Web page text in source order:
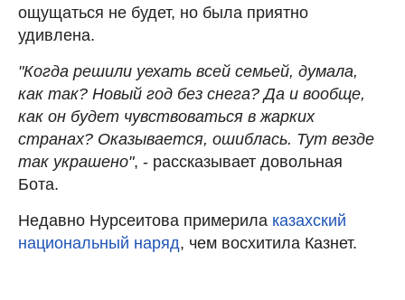
ощущаться не будет, но была приятно
удивлена.
"Когда решили уехать всей семьей, думала,
как так? Новый год без снега? Да и вообще,
как он будет чувствоваться в жарких
странах? Оказывается, ошиблась. Тут везде
так украшено", - рассказывает довольная
Бота.
Недавно Нурсеитова примерила казахский
национальный наряд, чем восхитила Казнет.